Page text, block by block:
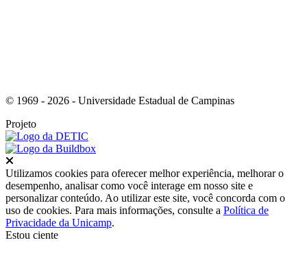
© 1969 - 2026 - Universidade Estadual de Campinas
Projeto
Utilizamos cookies para oferecer melhor experiência, melhorar o
desempenho, analisar como você interage em nosso site e
personalizar conteúdo. Ao utilizar este site, você concorda com o
uso de cookies. Para mais informações, consulte a Política de
Privacidade da Unicamp.
Estou ciente